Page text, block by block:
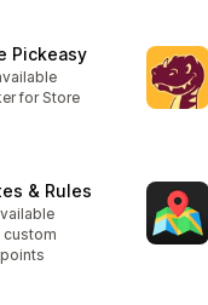
Pickeasy
for Store
& Rules
custom